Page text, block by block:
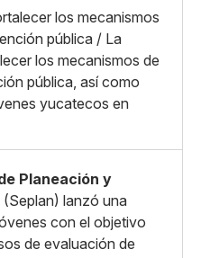
los mecanismos
pública / La
los mecanismos de
pública, así como
yucatecos en
Planeación y
(Seplan) lanzó una
con el objetivo
de evaluación de